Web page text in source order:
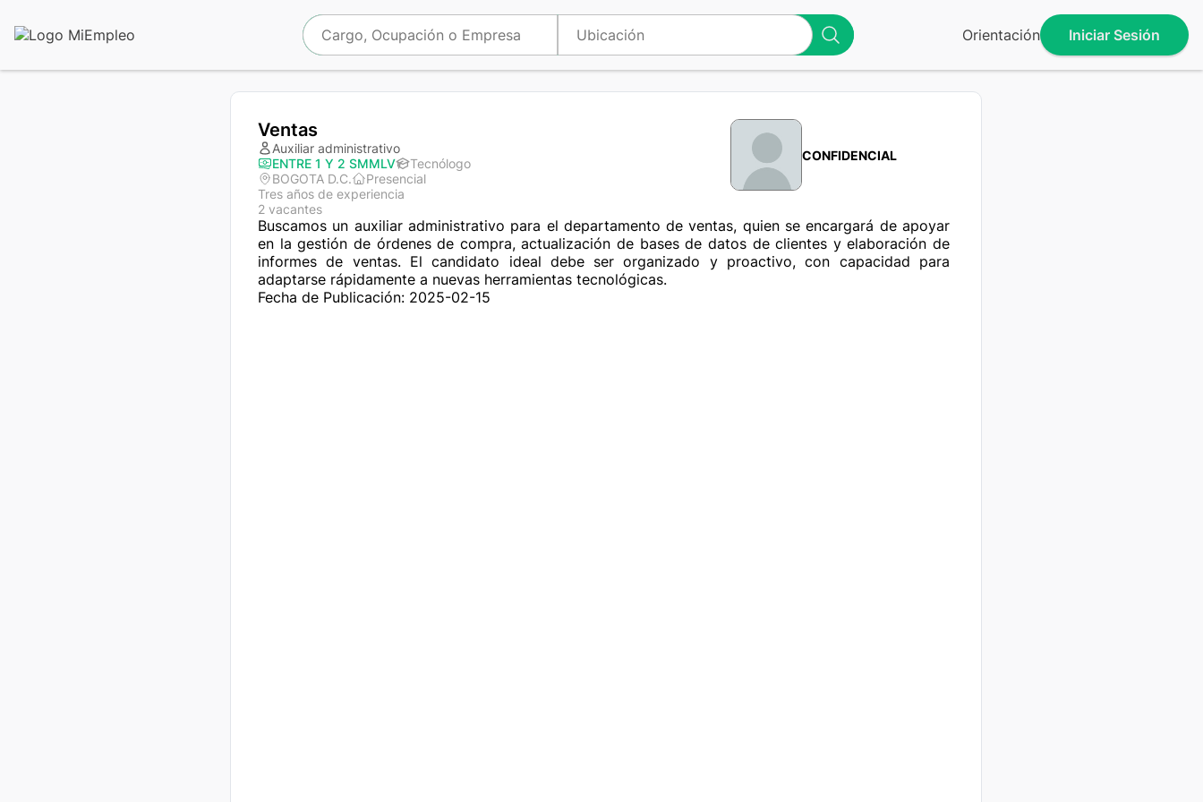
Orientación Iniciar Sesión
Ventas
Auxiliar administrativo
ENTRE 1 Y 2 SMMLV
Tecnólogo
BOGOTA D.C.
Presencial
Tres años de experiencia
2 vacantes
CONFIDENCIAL
Buscamos un auxiliar administrativo para el departamento de ventas, quien se encargará de apoyar
en la gestión de órdenes de compra, actualización de bases de datos de clientes y elaboración de
informes de ventas. El candidato ideal debe ser organizado y proactivo, con capacidad para
adaptarse rápidamente a nuevas herramientas tecnológicas.
Fecha de Publicación: 2025-02-15